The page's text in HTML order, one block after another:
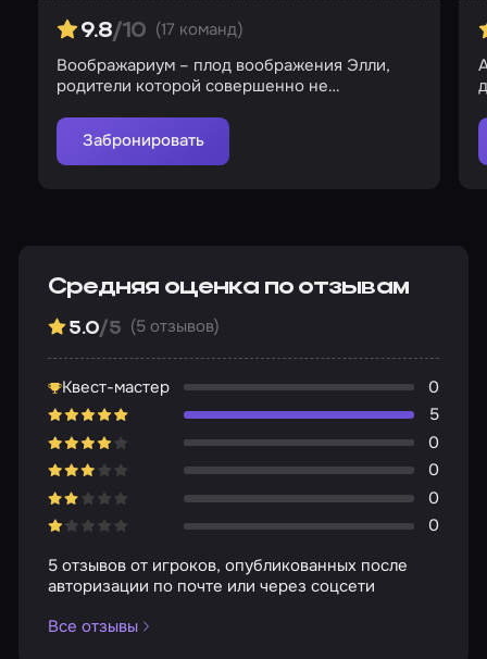
9.8/10 (17 команд)
Воображариум – плод воображения Элли,
родители которой совершенно не
Забронировать
Средняя оценка по отзывам
5.0/5 (5 отзывов)
Квест-мастер
0
5
0
0
0
0
5 отзывов от игроков, опубликованных после
авторизации по почте или через соцсети
Все отзывы